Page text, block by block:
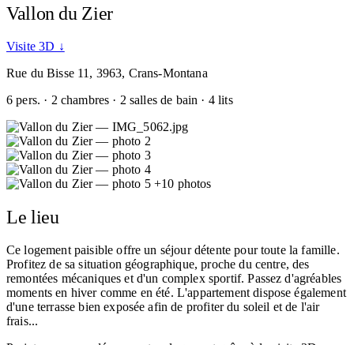
Vallon du Zier
Visite 3D ↓
Rue du Bisse 11, 3963, Crans-Montana
6 pers. · 2 chambres · 2 salles de bain · 4 lits
+10 photos
Le lieu
Ce logement paisible offre un séjour détente pour toute la famille.
Profitez de sa situation géographique, proche du centre, des
remontées mécaniques et d'un complex sportif. Passez d'agréables
moments en hiver comme en été. L'appartement dispose également
d'une terrasse bien exposée afin de profiter du soleil et de l'air
frais...